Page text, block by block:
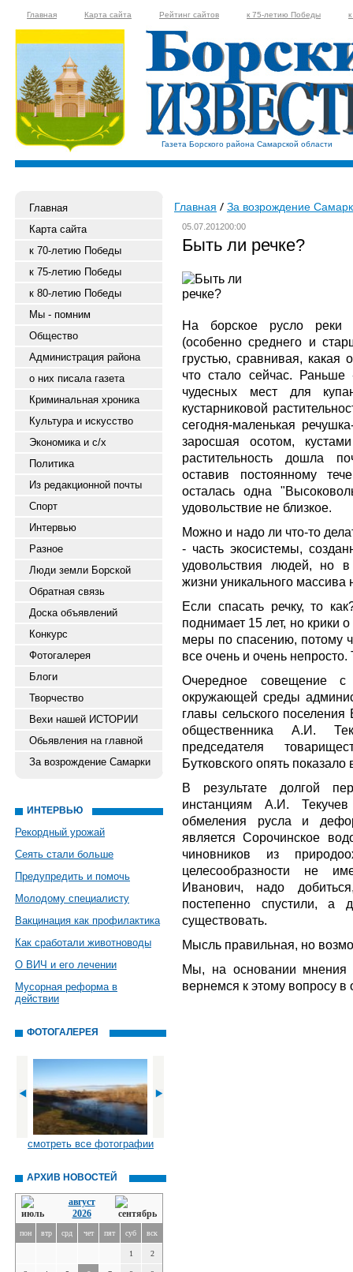
Главная Карта сайта Рейтинг сайтов к 75-летию Победы
Газета Борского района Самарской области
Главная
Карта сайта
к 70-летию Победы
к 75-летию Победы
к 80-летию Победы
Мы - помним
Общество
Администрация района
о них писала газета
Криминальная хроника
Культура и искусство
Экономика и с/х
Политика
Из редакционной почты
Спорт
Интервью
Разное
Люди земли Борской
Обратная связь
Доска объявлений
Конкурс
Фотогалерея
Блоги
Творчество
Вехи нашей ИСТОРИИ
Обьявления на главной
За возрождение Самарки
ИНТЕРВЬЮ
Рекордный урожай
Сеять стали больше
Предупредить и помочь
Молодому специалисту
Вакцинация как профилактика
Как сработали животноводы
О ВИЧ и его лечении
Мусорная реформа в
действии
ФОТОГАЛЕРЕЯ
смотреть все фотографии
АРХИВ НОВОСТЕЙ
август
2026
пон втр срд чет пят суб вск
1 2
Главная За возрождение
05.07.201200:00
Быть ли речке?
На борское русло реки
(особенно среднего и
грустью, сравнивая,
что стало сейчас.
чудесных мест для
кустарниковой
сегодня-маленькая
заросшая осотом,
растительность дошла
оставив постоянному
осталась одна
удовольствие не близкое.
Можно и надо ли что-то
- часть экосистемы,
удовольствия людей, но
жизни уникального массива
Если спасать речку, то
поднимает 15 лет, но крики
меры по спасению, потому
все очень и очень
Очередное совещение с
окружающей среды
главы сельского
общественника А.И.
председателя
Бутковского опять
В результате долгой
инстанциям А.И.
обмеления русла и
является Сорочинское
чиновников из
целесообразности не
Иванович, надо
постепенно спустили,
существовать.
Мысль правильная, но
Мы, на основании мнения
вернемся к этому вопросу